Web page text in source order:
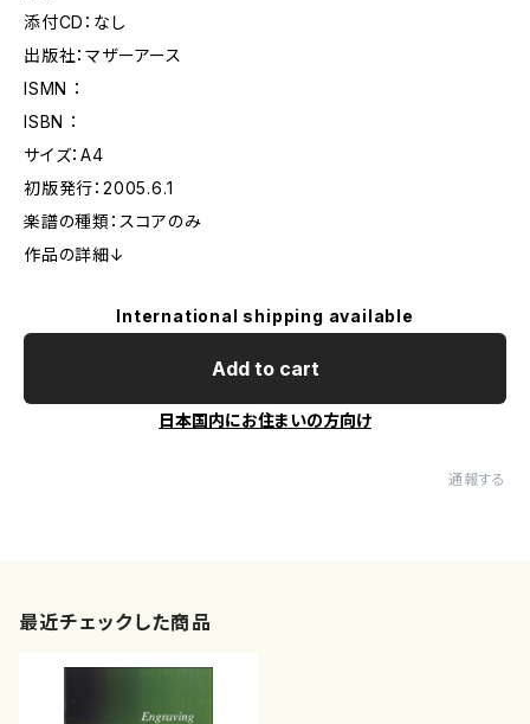
添付CD：なし
出版社：マザーアース
ISMN ：
ISBN ：
サイズ：A4
初版発行：2005.6.1
楽譜の種類：スコアのみ
作品の詳細↓
International shipping available
Add to cart
日本国内にお住まいの方向け
通報する
最近チェックした商品